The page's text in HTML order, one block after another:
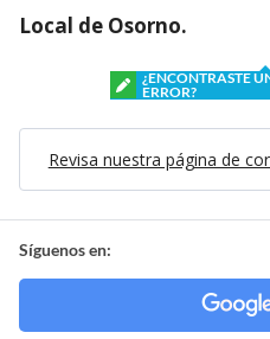
Local de Osorno.
¿ENCONTRASTE
ERROR?
Revisa nuestra página de
Síguenos en: